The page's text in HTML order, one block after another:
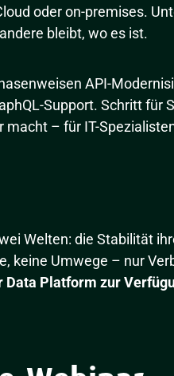
oder on-premises.
bleibt, wo es ist.
API-
Support. Schritt für
– für IT-
Welten: die Stabilität
keine Umwege – nur
Data Platform zur